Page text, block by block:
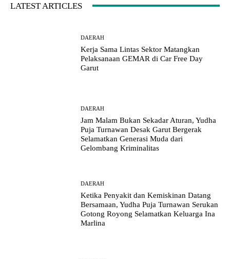
LATEST ARTICLES
DAERAH
Kerja Sama Lintas Sektor Matangkan
Pelaksanaan GEMAR di Car Free Day
Garut
DAERAH
Jam Malam Bukan Sekadar Aturan, Yudha
Puja Turnawan Desak Garut Bergerak
Selamatkan Generasi Muda dari
Gelombang Kriminalitas
DAERAH
Ketika Penyakit dan Kemiskinan Datang
Bersamaan, Yudha Puja Turnawan Serukan
Gotong Royong Selamatkan Keluarga Ina
Marlina